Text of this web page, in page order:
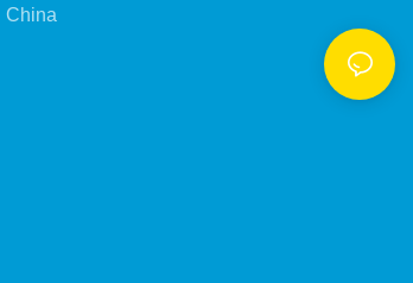
China